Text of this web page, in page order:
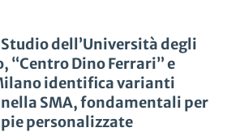
Studio dell’Università degli
“Centro Dino Ferrari” e
identifica varianti
SMA, fondamentali per
personalizzate